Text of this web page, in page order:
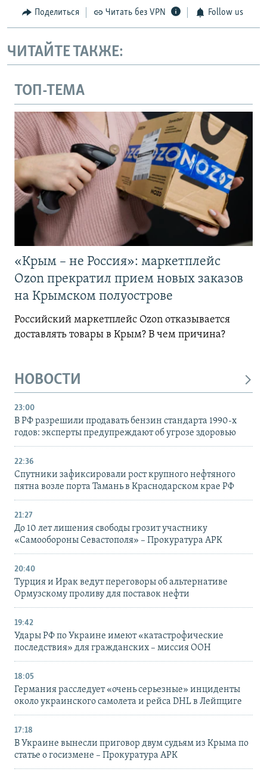
Поделиться Читать без VPN Follow us
ЧИТАЙТЕ ТАКЖЕ:
ТОП-ТЕМА
«Крым – не Россия»: маркетплейс
Ozon прекратил прием новых заказов
на Крымском полуострове
Российский маркетплейс Ozon отказывается
доставлять товары в Крым? В чем причина?
НОВОСТИ
23:00
В РФ разрешили продавать бензин стандарта 1990-х
годов: эксперты предупреждают об угрозе здоровью
22:36
Спутники зафиксировали рост крупного нефтяного
пятна возле порта Тамань в Краснодарском крае РФ
21:27
До 10 лет лишения свободы грозит участнику
«Самообороны Севастополя» – Прокуратура АРК
20:40
Турция и Ирак ведут переговоры об альтернативе
Ормузскому проливу для поставок нефти
19:42
Удары РФ по Украине имеют «катастрофические
последствия» для гражданских – миссия ООН
18:05
Германия расследует «очень серьезные» инциденты
около украинского самолета и рейса DHL в Лейпциге
17:18
В Украине вынесли приговор двум судьям из Крыма по
статье о госизмене – Прокуратура АРК